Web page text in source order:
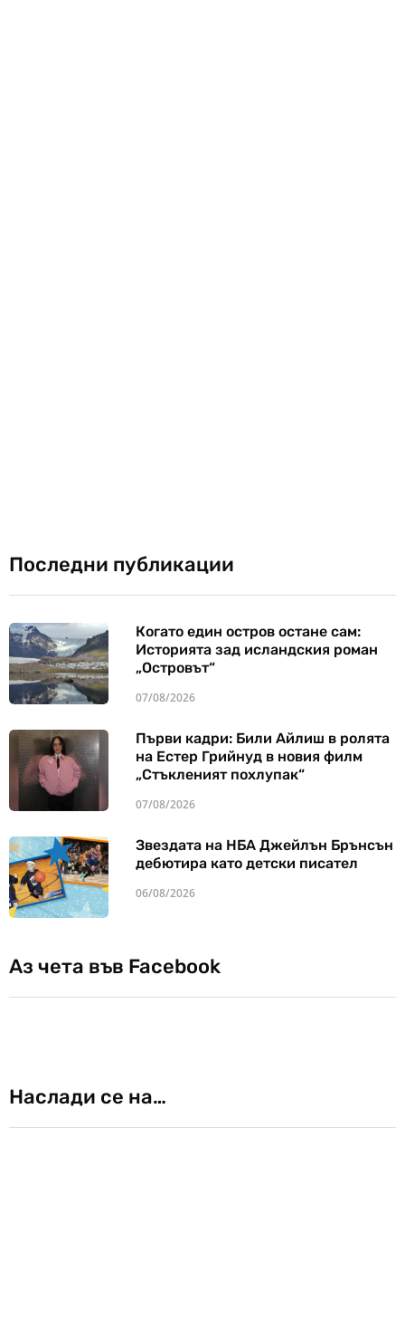
Последни публикации
Когато един остров остане сам:
Историята зад исландския роман
„Островът“
07/08/2026
Първи кадри: Били Айлиш в ролята
на Естер Грийнуд в новия филм
„Стъкленият похлупак“
07/08/2026
Звездата на НБА Джейлън Брънсън
дебютира като детски писател
06/08/2026
Аз чета във Facebook
Наслади се на…